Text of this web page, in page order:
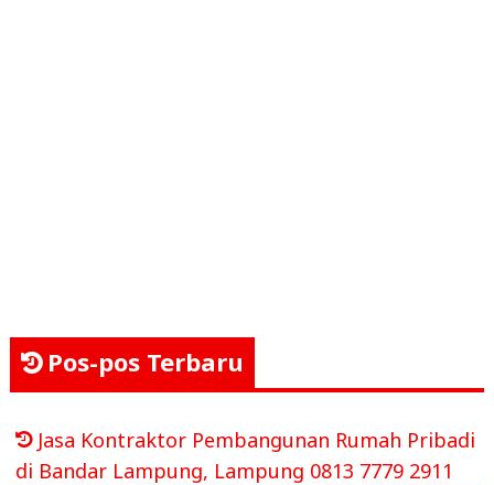
Pos-pos Terbaru
Jasa Kontraktor Pembangunan Rumah Pribadi
di Bandar Lampung, Lampung 0813 7779 2911